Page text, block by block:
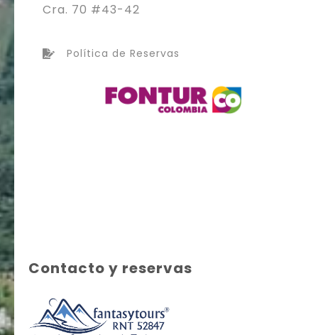
Cra. 70 #43-42
Política de Reservas
Contacto y reservas